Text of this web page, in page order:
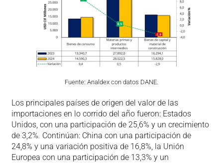
Fuente: Analdex con datos DANE.
Los principales países de origen del valor de las
importaciones en lo corrido del año fueron: Estados
Unidos, con una participación de 25,6% y un crecimiento
de 3,2%. Continúan: China con una participación de
24,8% y una variación positiva de 16,8%, la Unión
Europea con una participación de 13,3% y un